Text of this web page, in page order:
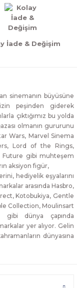
İade & Değişim
sinemanın büyüsüne
peşinden giderek
çıktığımız bu yolda
olmanın gururunu
Wars, Marvel Sinema
Lord of the Rings,
Future gibi muhteşem
aksiyon figür,
hediyelik eşyalarını
arasında Hasbro,
Kotobukiya, Gentle
Collection, Moulinsart
dünya çapında
yer alıyor. Gelin
dünyasına